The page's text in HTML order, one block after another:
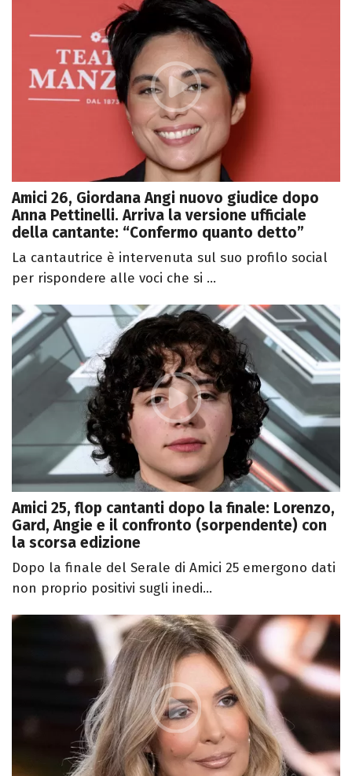
Amici 26, Giordana Angi nuovo giudice dopo
Anna Pettinelli. Arriva la versione ufficiale
della cantante: “Confermo quanto detto”
La cantautrice è intervenuta sul suo profilo social
per rispondere alle voci che si ...
Amici 25, flop cantanti dopo la finale: Lorenzo,
Gard, Angie e il confronto (sorpendente) con
la scorsa edizione
Dopo la finale del Serale di Amici 25 emergono dati
non proprio positivi sugli inedi...